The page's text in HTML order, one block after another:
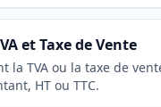
et Taxe de Vente
la TVA ou la taxe de
HT ou TTC.